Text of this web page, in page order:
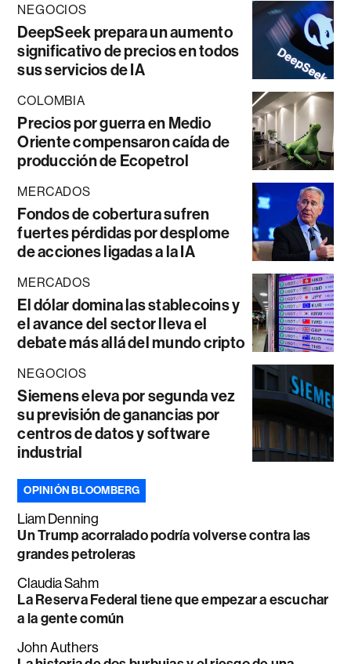
NEGOCIOS
DeepSeek prepara un aumento
significativo de precios en todos
sus servicios de IA
COLOMBIA
Precios por guerra en Medio
Oriente compensaron caída de
producción de Ecopetrol
MERCADOS
Fondos de cobertura sufren
fuertes pérdidas por desplome
de acciones ligadas a la IA
MERCADOS
El dólar domina las stablecoins y
el avance del sector lleva el
debate más allá del mundo cripto
NEGOCIOS
Siemens eleva por segunda vez
su previsión de ganancias por
centros de datos y software
industrial
OPINIÓN BLOOMBERG
Liam Denning
Un Trump acorralado podría volverse contra las
grandes petroleras
Claudia Sahm
La Reserva Federal tiene que empezar a escuchar
a la gente común
John Authers